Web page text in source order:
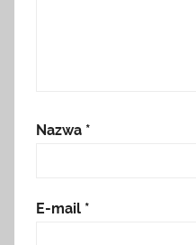
Nazwa *
E-mail *